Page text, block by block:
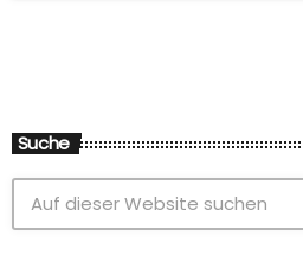
Suche